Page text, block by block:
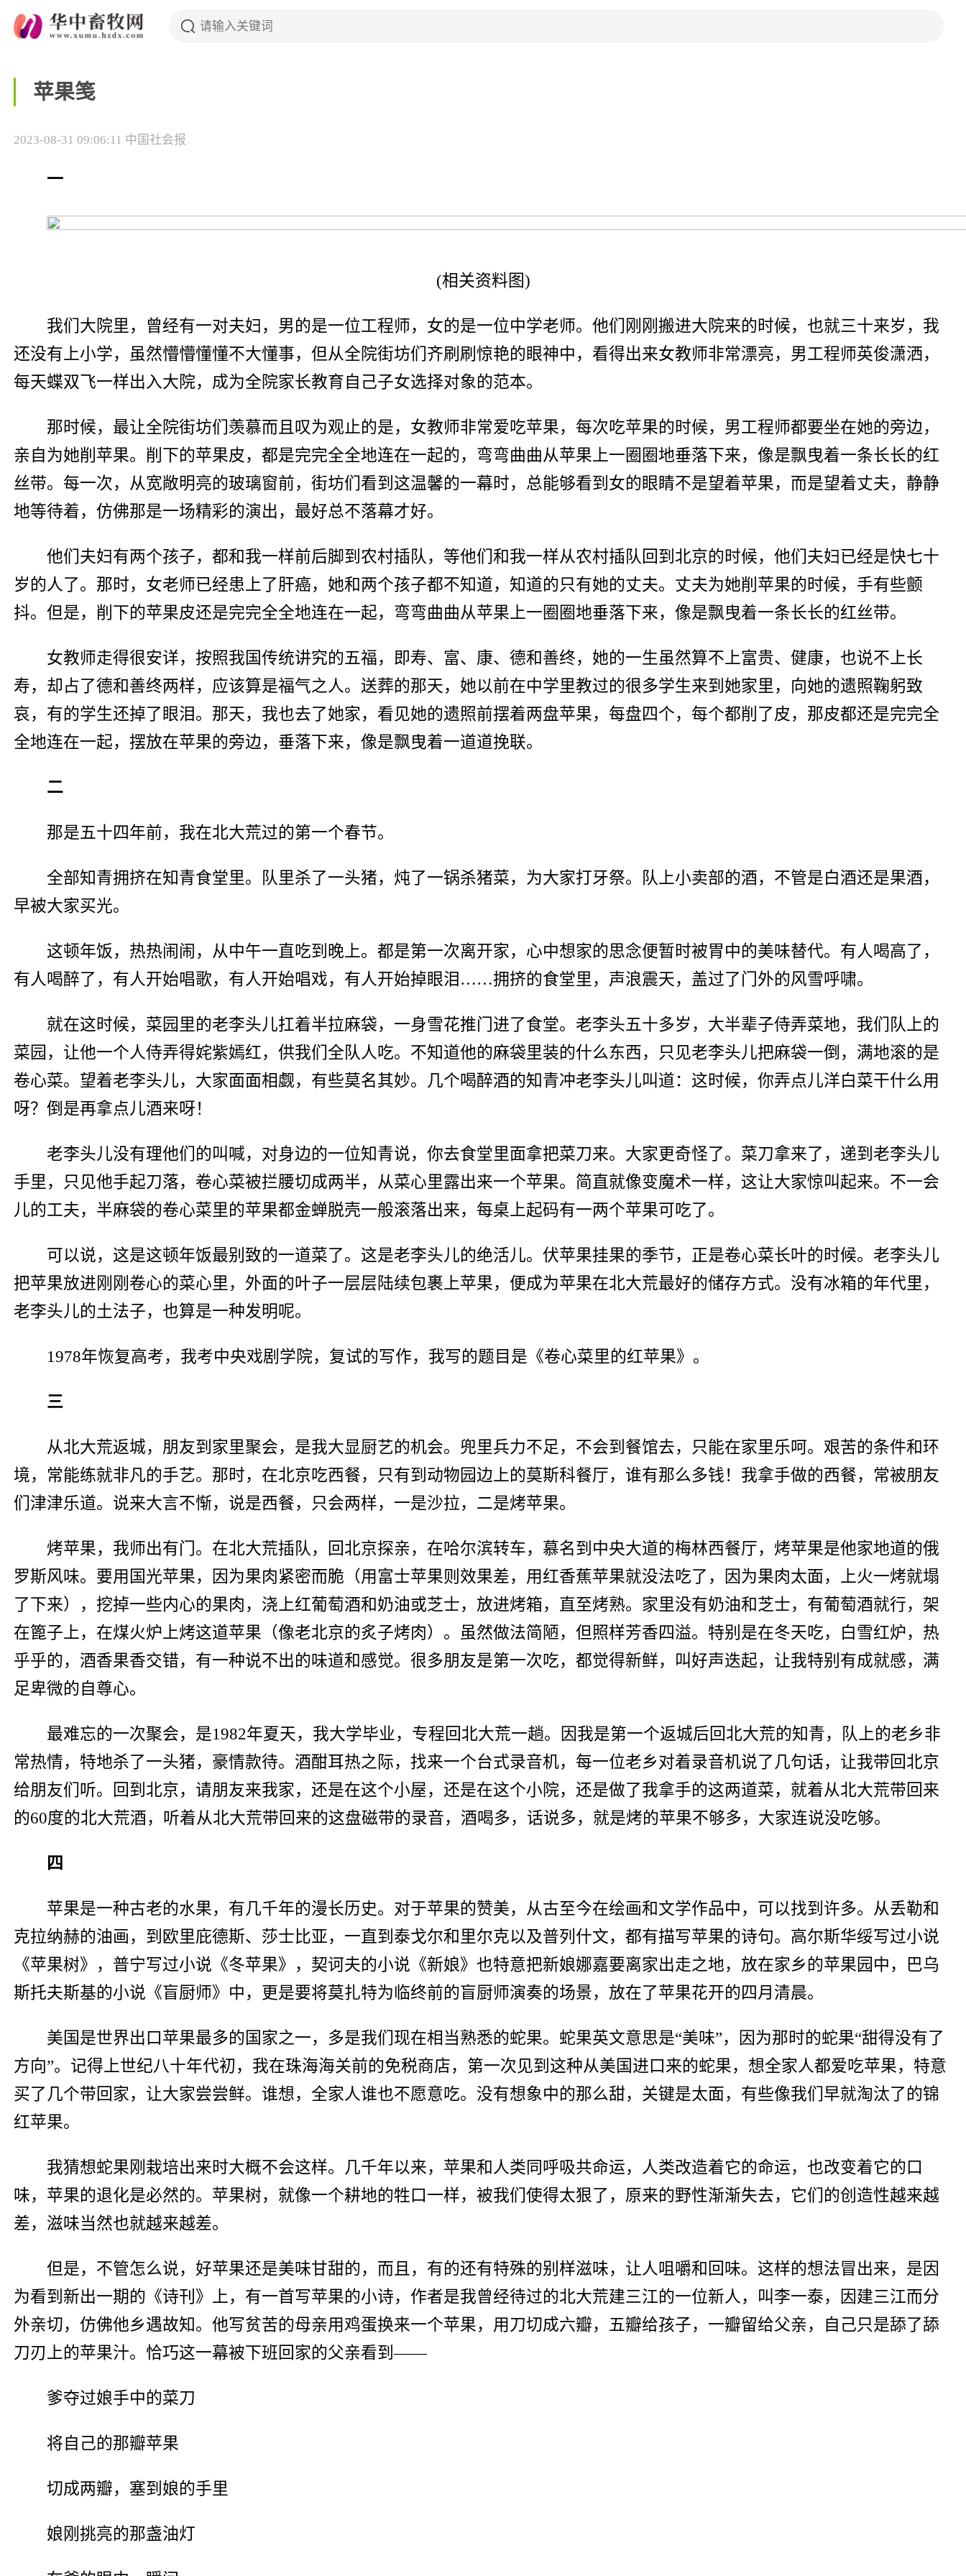
苹果笺
2023-08-31 09:06:11 中国社会报
一
(相关资料图)
我们大院里，曾经有一对夫妇，男的是一位工程师，女的是一位中学老师。他们刚刚搬进大院来的时候，也就三十来岁，我
还没有上小学，虽然懵懵懂懂不大懂事，但从全院街坊们齐刷刷惊艳的眼神中，看得出来女教师非常漂亮，男工程师英俊潇洒，
每天蝶双飞一样出入大院，成为全院家长教育自己子女选择对象的范本。
那时候，最让全院街坊们羡慕而且叹为观止的是，女教师非常爱吃苹果，每次吃苹果的时候，男工程师都要坐在她的旁边，
亲自为她削苹果。削下的苹果皮，都是完完全全地连在一起的，弯弯曲曲从苹果上一圈圈地垂落下来，像是飘曳着一条长长的红
丝带。每一次，从宽敞明亮的玻璃窗前，街坊们看到这温馨的一幕时，总能够看到女的眼睛不是望着苹果，而是望着丈夫，静静
地等待着，仿佛那是一场精彩的演出，最好总不落幕才好。
他们夫妇有两个孩子，都和我一样前后脚到农村插队，等他们和我一样从农村插队回到北京的时候，他们夫妇已经是快七十
岁的人了。那时，女老师已经患上了肝癌，她和两个孩子都不知道，知道的只有她的丈夫。丈夫为她削苹果的时候，手有些颤
抖。但是，削下的苹果皮还是完完全全地连在一起，弯弯曲曲从苹果上一圈圈地垂落下来，像是飘曳着一条长长的红丝带。
女教师走得很安详，按照我国传统讲究的五福，即寿、富、康、德和善终，她的一生虽然算不上富贵、健康，也说不上长
寿，却占了德和善终两样，应该算是福气之人。送葬的那天，她以前在中学里教过的很多学生来到她家里，向她的遗照鞠躬致
哀，有的学生还掉了眼泪。那天，我也去了她家，看见她的遗照前摆着两盘苹果，每盘四个，每个都削了皮，那皮都还是完完全
全地连在一起，摆放在苹果的旁边，垂落下来，像是飘曳着一道道挽联。
二
那是五十四年前，我在北大荒过的第一个春节。
全部知青拥挤在知青食堂里。队里杀了一头猪，炖了一锅杀猪菜，为大家打牙祭。队上小卖部的酒，不管是白酒还是果酒，
早被大家买光。
这顿年饭，热热闹闹，从中午一直吃到晚上。都是第一次离开家，心中想家的思念便暂时被胃中的美味替代。有人喝高了，
有人喝醉了，有人开始唱歌，有人开始唱戏，有人开始掉眼泪……拥挤的食堂里，声浪震天，盖过了门外的风雪呼啸。
就在这时候，菜园里的老李头儿扛着半拉麻袋，一身雪花推门进了食堂。老李头五十多岁，大半辈子侍弄菜地，我们队上的
菜园，让他一个人侍弄得姹紫嫣红，供我们全队人吃。不知道他的麻袋里装的什么东西，只见老李头儿把麻袋一倒，满地滚的是
卷心菜。望着老李头儿，大家面面相觑，有些莫名其妙。几个喝醉酒的知青冲老李头儿叫道：这时候，你弄点儿洋白菜干什么用
呀？倒是再拿点儿酒来呀！
老李头儿没有理他们的叫喊，对身边的一位知青说，你去食堂里面拿把菜刀来。大家更奇怪了。菜刀拿来了，递到老李头儿
手里，只见他手起刀落，卷心菜被拦腰切成两半，从菜心里露出来一个苹果。简直就像变魔术一样，这让大家惊叫起来。不一会
儿的工夫，半麻袋的卷心菜里的苹果都金蝉脱壳一般滚落出来，每桌上起码有一两个苹果可吃了。
可以说，这是这顿年饭最别致的一道菜了。这是老李头儿的绝活儿。伏苹果挂果的季节，正是卷心菜长叶的时候。老李头儿
把苹果放进刚刚卷心的菜心里，外面的叶子一层层陆续包裹上苹果，便成为苹果在北大荒最好的储存方式。没有冰箱的年代里，
老李头儿的土法子，也算是一种发明呢。
1978年恢复高考，我考中央戏剧学院，复试的写作，我写的题目是《卷心菜里的红苹果》。
三
从北大荒返城，朋友到家里聚会，是我大显厨艺的机会。兜里兵力不足，不会到餐馆去，只能在家里乐呵。艰苦的条件和环
境，常能练就非凡的手艺。那时，在北京吃西餐，只有到动物园边上的莫斯科餐厅，谁有那么多钱！我拿手做的西餐，常被朋友
们津津乐道。说来大言不惭，说是西餐，只会两样，一是沙拉，二是烤苹果。
烤苹果，我师出有门。在北大荒插队，回北京探亲，在哈尔滨转车，慕名到中央大道的梅林西餐厅，烤苹果是他家地道的俄
罗斯风味。要用国光苹果，因为果肉紧密而脆（用富士苹果则效果差，用红香蕉苹果就没法吃了，因为果肉太面，上火一烤就塌
了下来），挖掉一些内心的果肉，浇上红葡萄酒和奶油或芝士，放进烤箱，直至烤熟。家里没有奶油和芝士，有葡萄酒就行，架
在篦子上，在煤火炉上烤这道苹果（像老北京的炙子烤肉）。虽然做法简陋，但照样芳香四溢。特别是在冬天吃，白雪红炉，热
乎乎的，酒香果香交错，有一种说不出的味道和感觉。很多朋友是第一次吃，都觉得新鲜，叫好声迭起，让我特别有成就感，满
足卑微的自尊心。
最难忘的一次聚会，是1982年夏天，我大学毕业，专程回北大荒一趟。因我是第一个返城后回北大荒的知青，队上的老乡非
常热情，特地杀了一头猪，豪情款待。酒酣耳热之际，找来一个台式录音机，每一位老乡对着录音机说了几句话，让我带回北京
给朋友们听。回到北京，请朋友来我家，还是在这个小屋，还是在这个小院，还是做了我拿手的这两道菜，就着从北大荒带回来
的60度的北大荒酒，听着从北大荒带回来的这盘磁带的录音，酒喝多，话说多，就是烤的苹果不够多，大家连说没吃够。
四
苹果是一种古老的水果，有几千年的漫长历史。对于苹果的赞美，从古至今在绘画和文学作品中，可以找到许多。从丢勒和
克拉纳赫的油画，到欧里庇德斯、莎士比亚，一直到泰戈尔和里尔克以及普列什文，都有描写苹果的诗句。高尔斯华绥写过小说
《苹果树》，普宁写过小说《冬苹果》，契诃夫的小说《新娘》也特意把新娘娜嘉要离家出走之地，放在家乡的苹果园中，巴乌
斯托夫斯基的小说《盲厨师》中，更是要将莫扎特为临终前的盲厨师演奏的场景，放在了苹果花开的四月清晨。
美国是世界出口苹果最多的国家之一，多是我们现在相当熟悉的蛇果。蛇果英文意思是“美味”，因为那时的蛇果“甜得没有了
方向”。记得上世纪八十年代初，我在珠海海关前的免税商店，第一次见到这种从美国进口来的蛇果，想全家人都爱吃苹果，特意
买了几个带回家，让大家尝尝鲜。谁想，全家人谁也不愿意吃。没有想象中的那么甜，关键是太面，有些像我们早就淘汰了的锦
红苹果。
我猜想蛇果刚栽培出来时大概不会这样。几千年以来，苹果和人类同呼吸共命运，人类改造着它的命运，也改变着它的口
味，苹果的退化是必然的。苹果树，就像一个耕地的牲口一样，被我们使得太狠了，原来的野性渐渐失去，它们的创造性越来越
差，滋味当然也就越来越差。
但是，不管怎么说，好苹果还是美味甘甜的，而且，有的还有特殊的别样滋味，让人咀嚼和回味。这样的想法冒出来，是因
为看到新出一期的《诗刊》上，有一首写苹果的小诗，作者是我曾经待过的北大荒建三江的一位新人，叫李一泰，因建三江而分
外亲切，仿佛他乡遇故知。他写贫苦的母亲用鸡蛋换来一个苹果，用刀切成六瓣，五瓣给孩子，一瓣留给父亲，自己只是舔了舔
刀刃上的苹果汁。恰巧这一幕被下班回家的父亲看到——
爹夺过娘手中的菜刀
将自己的那瓣苹果
切成两瓣，塞到娘的手里
娘刚挑亮的那盏油灯